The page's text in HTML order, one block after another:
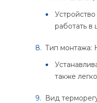
работать
Тип монтажа:
также
Вид